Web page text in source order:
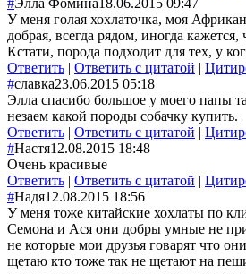
У меня голая хохлаточка, моя
добрая, всегда рядом, иногда кажется,
Кстати, порода подходит для тех, у
Ответить | Ответить с цитатой |
#славка23.06.2015 05:18
Элла спасибо большое у моего папы
незаем какой породы собачку купить.
Ответить | Ответить с цитатой |
#Настя12.08.2015 18:48
Очень красивые
Ответить | Ответить с цитатой |
#Надя12.08.2015 18:56
У меня тоже китайские хохлаты по
Семона и Ася они добры умные не
не которые мои друзья говарят что
щетаю кто тоже так не щетают на